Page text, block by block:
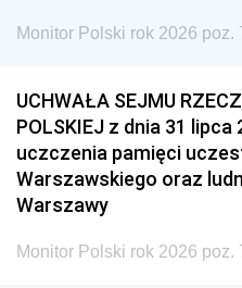
Monitor Polski rok 2026 poz.
UCHWAŁA SEJMU
POLSKIEJ z dnia 31
uczczenia pamięci
Warszawskiego oraz
Warszawy
Monitor Polski rok 2026 poz.